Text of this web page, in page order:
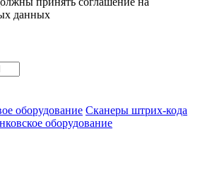
данных
оборудование Сканеры штрих-кода
оборудование